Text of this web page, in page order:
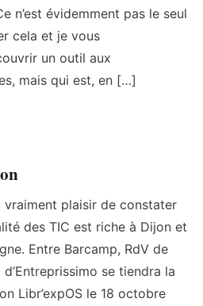
n’est évidemment pas le seul
cela et je vous
un outil aux
mais qui est, en […]
vraiment plaisir de constater
des TIC est riche à Dijon et
Entre Barcamp, RdV de
se tiendra la
Libr’expOS le 18 octobre